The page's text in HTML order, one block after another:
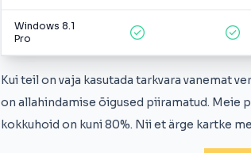
Windows 8.1
Pro
Kui teil on vaja kasutada tarkvara vanemat
on allahindamise õigused piiramatud. Meie
kokkuhoid on kuni 80%. Nii et ärge kartke